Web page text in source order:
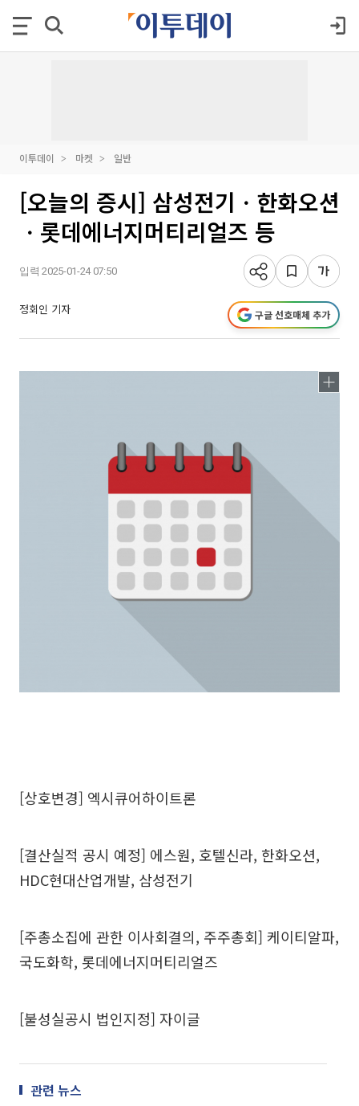
이투데이 마켓 일반
[오늘의 증시] 삼성전기ㆍ한화오션
ㆍ롯데에너지머티리얼즈 등
입력 2025-01-24 07:50
정회인 기자 구글 선호매체 추가
[상호변경] 엑시큐어하이트론
[결산실적 공시 예정] 에스원, 호텔신라, 한화오션,
HDC현대산업개발, 삼성전기
[주총소집에 관한 이사회결의, 주주총회] 케이티알파,
국도화학, 롯데에너지머티리얼즈
[불성실공시 법인지정] 자이글
관련 뉴스